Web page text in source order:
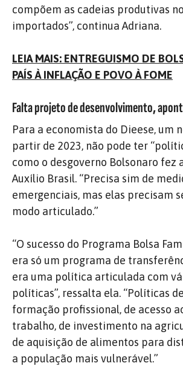
compõem as cadeias produtivas
importados”, continua Adriana.
LEIA MAIS: ENTREGUISMO DE
PAÍS À INFLAÇÃO E POVO À FOME
Falta projeto de desenvolvimento,
Para a economista do Dieese, um
partir de 2023, não pode ter
como o desgoverno Bolsonaro fez
Auxílio Brasil. “Precisa sim de
emergenciais, mas elas precisam
modo articulado.”
“O sucesso do Programa Bolsa
era só um programa de
era uma política articulada com
políticas”, ressalta ela. “Políticas
formação profissional, de acesso
trabalho, de investimento na
de aquisição de alimentos para
a população mais vulnerável.”